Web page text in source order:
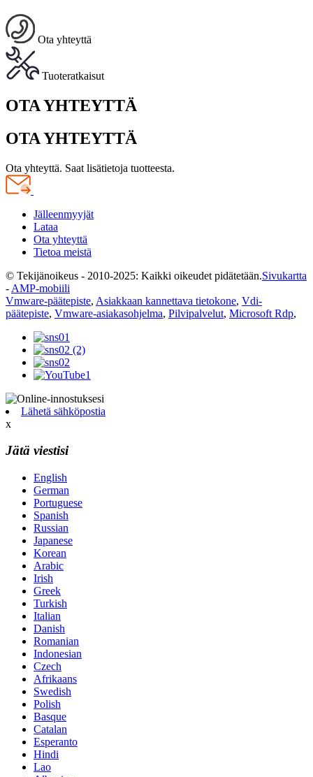
Ota yhteyttä
Tuoteratkaisut
OTA YHTEYTTÄ
OTA YHTEYTTÄ
Ota yhteyttä. Saat lisätietoja tuotteesta.
Jälleenmyyjät
Lataa
Ota yhteyttä
Tietoa meistä
© Tekijänoikeus - 2010-2025: Kaikki oikeudet pidätetään.Sivukartta
- AMP-mobiili
Vmware-päätepiste, Asiakkaan kannettava tietokone, Vdi-
päätepiste, Vmware-asiakasohjelma, Pilvipalvelut, Microsoft Rdp,
Lähetä sähköpostia
x
Jätä viestisi
English
German
Portuguese
Spanish
Russian
Japanese
Korean
Arabic
Irish
Greek
Turkish
Italian
Danish
Romanian
Indonesian
Czech
Afrikaans
Swedish
Polish
Basque
Catalan
Esperanto
Hindi
Lao